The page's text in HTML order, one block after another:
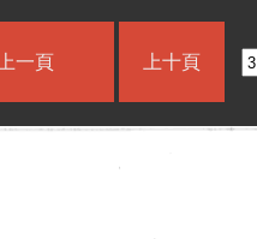
上一頁 上十頁